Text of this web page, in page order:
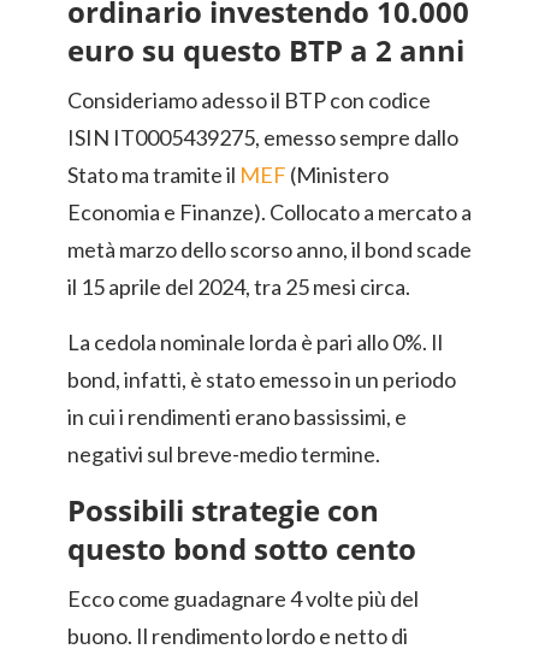
ordinario investendo 10.000
euro su questo BTP a 2 anni
Consideriamo adesso il BTP con codice
ISIN IT0005439275, emesso sempre dallo
Stato ma tramite il MEF (Ministero
Economia e Finanze). Collocato a mercato a
metà marzo dello scorso anno, il bond scade
il 15 aprile del 2024, tra 25 mesi circa.
La cedola nominale lorda è pari allo 0%. Il
bond, infatti, è stato emesso in un periodo
in cui i rendimenti erano bassissimi, e
negativi sul breve-medio termine.
Possibili strategie con
questo bond sotto cento
Ecco come guadagnare 4 volte più del
buono. Il rendimento lordo e netto di